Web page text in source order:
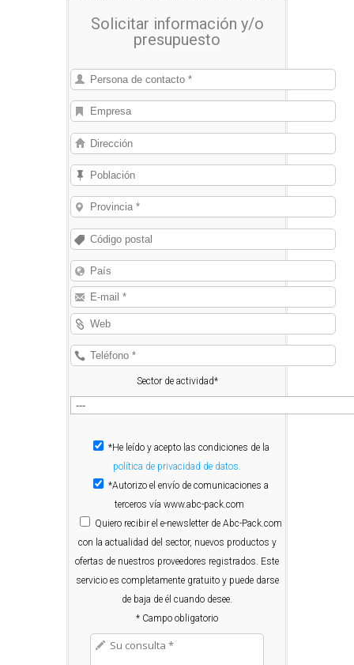
red global de ciencia e innovación
para probar que un embalaje mejor
Solicitar información y/o
presupuesto
Sector de actividad*
*He leído y acepto las condiciones de la
política de privacidad de datos.
*Autorizo el envío de comunicaciones a
terceros vía www.abc-pack.com
Quiero recibir el e-newsletter de Abc-Pack.com
con la actualidad del sector, nuevos productos y
ofertas de nuestros proveedores registrados. Este
servicio es completamente gratuito y puede darse
de baja de él cuando desee.
* Campo obligatorio